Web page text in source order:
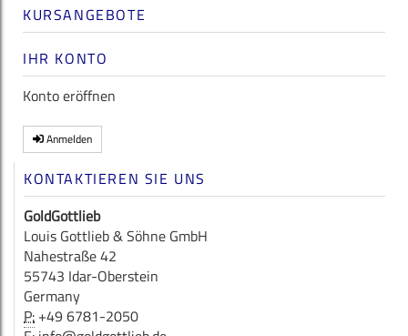
KURSANGEBOTE
IHR KONTO
Konto eröffnen
Anmelden
KONTAKTIEREN SIE UNS
GoldGottlieb
Louis Gottlieb & Söhne GmbH
Nahestraße 42
55743 Idar-Oberstein
Germany
P: +49 6781-2050